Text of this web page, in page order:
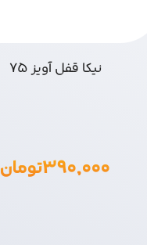
نیکا قفل آویز 75
۳۹۰,۰۰۰تومان